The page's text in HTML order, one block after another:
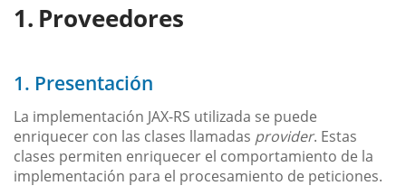
Proveedores
1. Presentación
La implementación JAX-RS utilizada se puede
enriquecer con las clases llamadas provider. Estas
clases permiten enriquecer el comportamiento de la
implementación para el procesamiento de peticiones.